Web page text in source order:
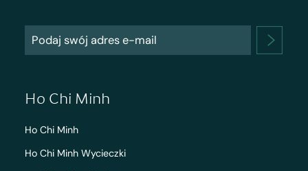
Ho Chi Minh
Ho Chi Minh
Ho Chi Minh Wycieczki